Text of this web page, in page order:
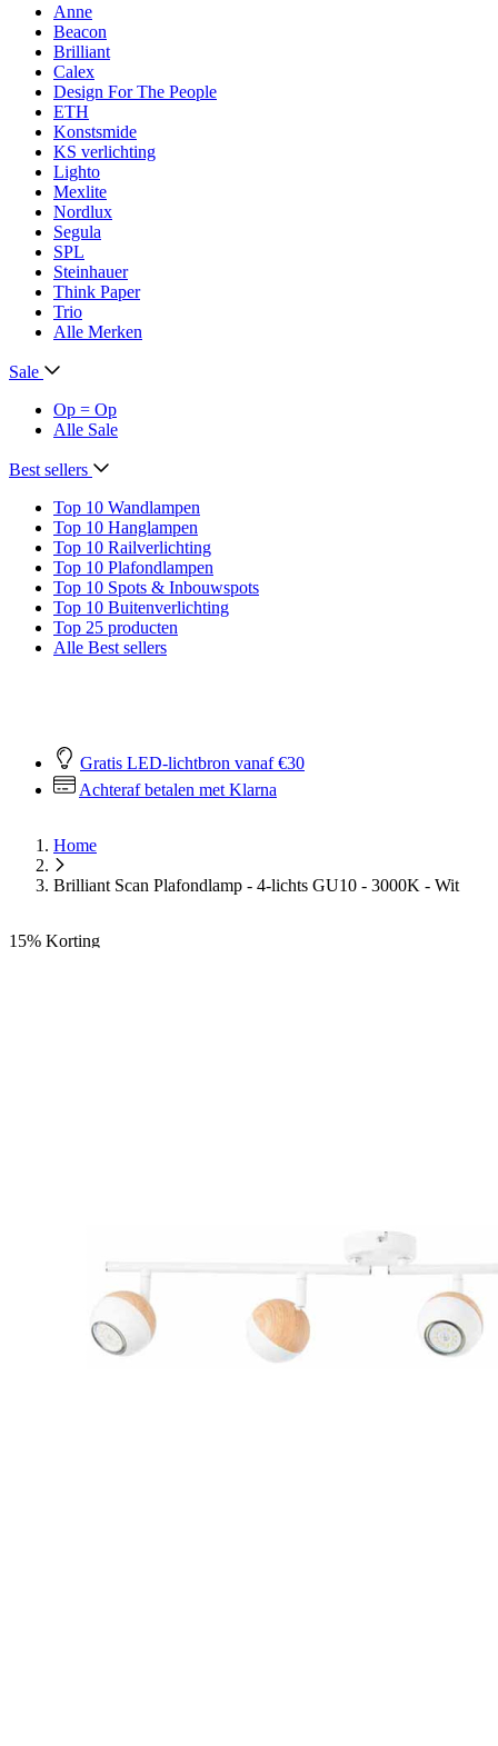
Anne
Beacon
Brilliant
Calex
Design For The People
ETH
Konstsmide
KS verlichting
Lighto
Mexlite
Nordlux
Segula
SPL
Steinhauer
Think Paper
Trio
Alle Merken
Sale
Op = Op
Alle Sale
Best sellers
Top 10 Wandlampen
Top 10 Hanglampen
Top 10 Railverlichting
Top 10 Plafondlampen
Top 10 Spots & Inbouwspots
Top 10 Buitenverlichting
Top 25 producten
Alle Best sellers
Gratis LED-lichtbron vanaf €30
Achteraf betalen met Klarna
Home
Brilliant Scan Plafondlamp - 4-lichts GU10 - 3000K - Wit
15% Korting